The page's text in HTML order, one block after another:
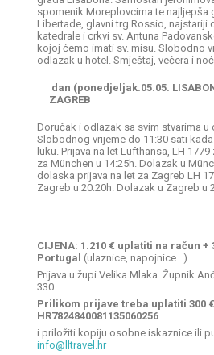
spomenik Moreplovcima te najljepša
Libertade, glavni trg Rossio, najstariji
katedrale i crkvi sv. Antuna
kojoj ćemo imati sv. misu. Slobodno
odlazak u hotel. Smještaj, večera i
dan (ponedjeljak.05.05.
ZAGREB
Doručak i odlazak sa svim stvarima u
Slobodnog vrijeme do 11:30 sati
luku. Prijava na let Lufthansa, LH
za München u 14:25h. Dolazak u
dolaska prijava na let za Zagreb LH
Zagreb u 20:20h. Dolazak u Zagreb u
CIJENA: 1.210 € uplatiti na račun +
Portugal (ulaznice, napojnice…)
Prijava u župi Velika Mlaka. Župnik
330
Prilikom prijave treba uplatiti 300
HR7824840081135060256
i priložiti kopiju osobne iskaznice ili
info@lltravel.hr